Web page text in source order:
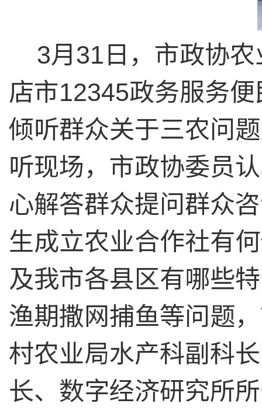
3月31日，市政协
店市12345政务服务
倾听群众关于三农问
听现场，市政协委员
心解答群众提问群众
生成立农业合作社有
及我市各县区有哪些
渔期撒网捕鱼等问题
村农业局水产科副科
长、数字经济研究所